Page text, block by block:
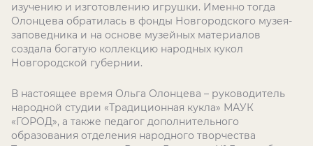
изучению и изготовлению игрушки. Именно тогда
Олонцева обратилась в фонды Новгородского музея-
заповедника и на основе музейных материалов
создала богатую коллекцию народных кукол
Новгородской губернии.
В настоящее время Ольга Олонцева – руководитель
народной студии «Традиционная кукла» МАУК
«ГОРОД», а также педагог дополнительного
образования отделения народного творчества